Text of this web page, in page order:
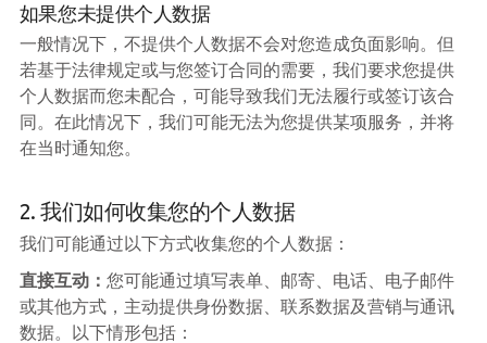
如果您未提供个人数据
一般情况下，不提供个人数据不会对您造成负面影响。但
若基于法律规定或与您签订合同的需要，我们要求您提供
个人数据而您未配合，可能导致我们无法履行或签订该合
同。在此情况下，我们可能无法为您提供某项服务，并将
在当时通知您。
2. 我们如何收集您的个人数据
我们可能通过以下方式收集您的个人数据：
直接互动： 您可能通过填写表单、邮寄、电话、电子邮件
或其他方式，主动提供身份数据、联系数据及营销与通讯
数据。以下情形包括：